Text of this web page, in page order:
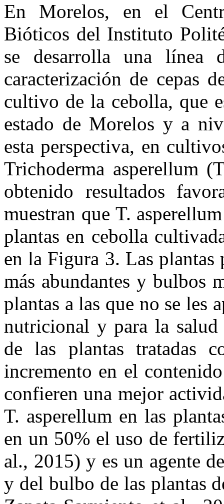
En Morelos, en el
Bióticos del Instituto
se desarrolla una línea
caracterización de cepas
cultivo de la cebolla, que
estado de Morelos y a
esta perspectiva, en
Trichoderma asperellum
obtenido resultados
muestran que T.
plantas en cebolla
en la Figura 3. Las plantas
más abundantes y bulbos
plantas a las que no se les
nutricional y para la
de las plantas tratadas
incremento en el
confieren una mejor
T. asperellum en las
en un 50% el uso de
al., 2015) y es un agente
y del bulbo de las plantas